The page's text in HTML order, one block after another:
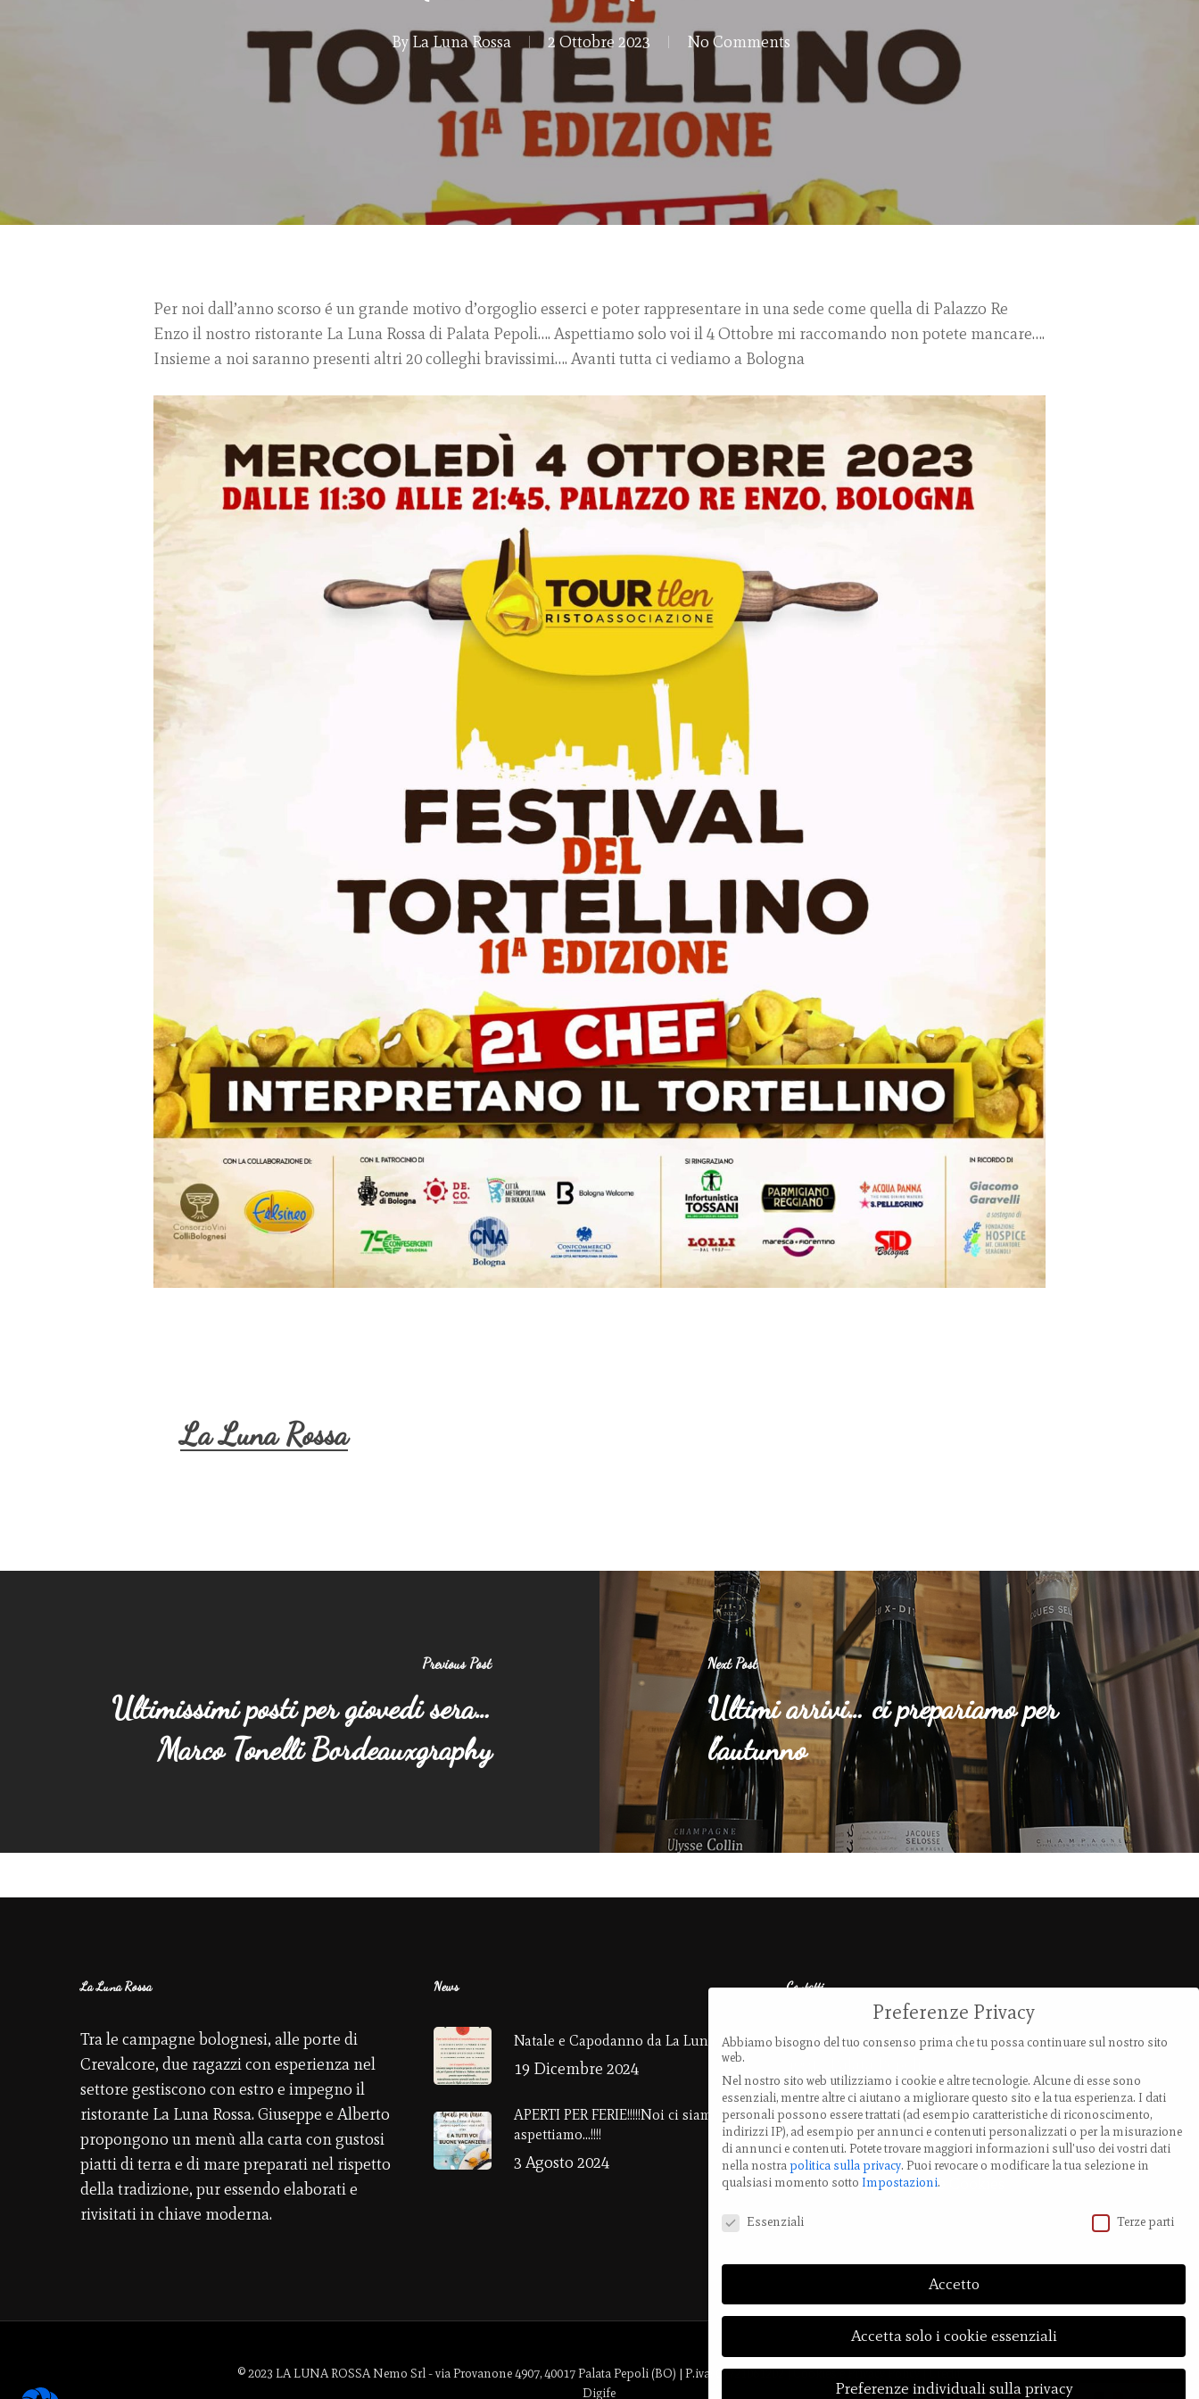
By La Luna Rossa 2 Ottobre 2023 No Comments
Per noi dall’anno scorso é un grande motivo d’orgoglio esserci e poter rappresentare in una sede come quella di Palazzo Re
Enzo il nostro ristorante La Luna Rossa di Palata Pepoli…. Aspettiamo solo voi il 4 Ottobre mi raccomando non potete mancare….
Insieme a noi saranno presenti altri 20 colleghi bravissimi…. Avanti tutta ci vediamo a Bologna
La Luna Rossa
Previous Post
Ultimissimi posti per giovedi sera…
Marco Tonelli Bordeauxgraphy
Next Post
Ultimi arrivi… ci prepariamo per
l’autunno
La Luna Rossa
Tra le campagne bolognesi, alle porte di
Crevalcore, due ragazzi con esperienza nel
settore gestiscono con estro e impegno il
ristorante La Luna Rossa. Giuseppe e Alberto
propongono un menù alla carta con gustosi
piatti di terra e di mare preparati nel rispetto
della tradizione, pur essendo elaborati e
rivisitati in chiave moderna.
News
Natale e Capodanno da La Luna Rossa!
19 Dicembre 2024
APERTI PER FERIE!!!!!Noi ci siamo ….e vi
aspettiamo…!!!!
3 Agosto 2024
Contatti
Via Provanone 4907 (30,71 km)
Emilia-Romagna, Italy
TEL.: +39 0519 85 919
Modifica impostazione Cookies
© 2023 LA LUNA ROSSA Nemo Srl - via Provanone 4907, 40017 Palata Pepoli (BO) | P.iva: 03721061202 |CookiesePrivacy Policy| Credit
Digife
Preferenze Privacy
Abbiamo bisogno del tuo consenso prima che tu possa continuare sul nostro sito
web.
Nel nostro sito web utilizziamo i cookie e altre tecnologie. Alcune di esse sono
essenziali, mentre altre ci aiutano a migliorare questo sito e la tua esperienza. I dati
personali possono essere trattati (ad esempio caratteristiche di riconoscimento,
indirizzi IP), ad esempio per annunci e contenuti personalizzati o per la misurazione
di annunci e contenuti. Potete trovare maggiori informazioni sull'uso dei vostri dati
nella nostrapolitica sulla privacy. Puoi revocare o modificare la tua selezione in
qualsiasi momento sotto Impostazioni.
Essenziali
Terze parti
Accetto
Accetta solo i cookie essenziali
Preferenze individuali sulla privacy